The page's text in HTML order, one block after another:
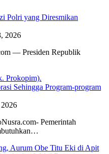
Polri yang Diresmikan
2026
— Presiden Republik
Sehingga Program-program
Pemerintah